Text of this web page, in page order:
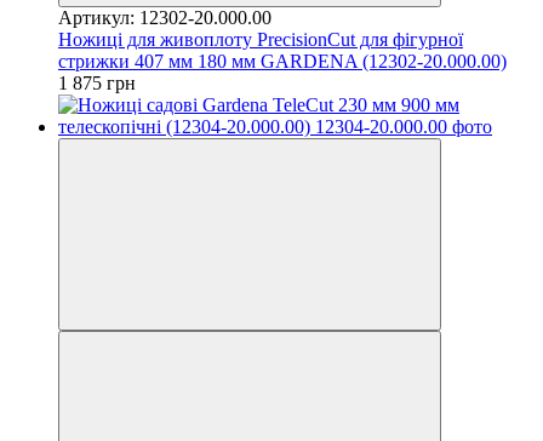
Артикул: 12302-20.000.00
Ножиці для живоплоту PrecisionCut для фігурної
стрижки 407 мм 180 мм GARDENA (12302-20.000.00)
1 875 грн